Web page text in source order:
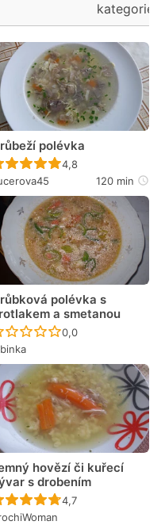
kategorie
polévka
Recept ještě nebyl
4,8
120 min
polévka s
a smetanou
Recept ještě nebyl
0,0
hovězí či kuřecí
s drobením
Recept ještě nebyl
4,7